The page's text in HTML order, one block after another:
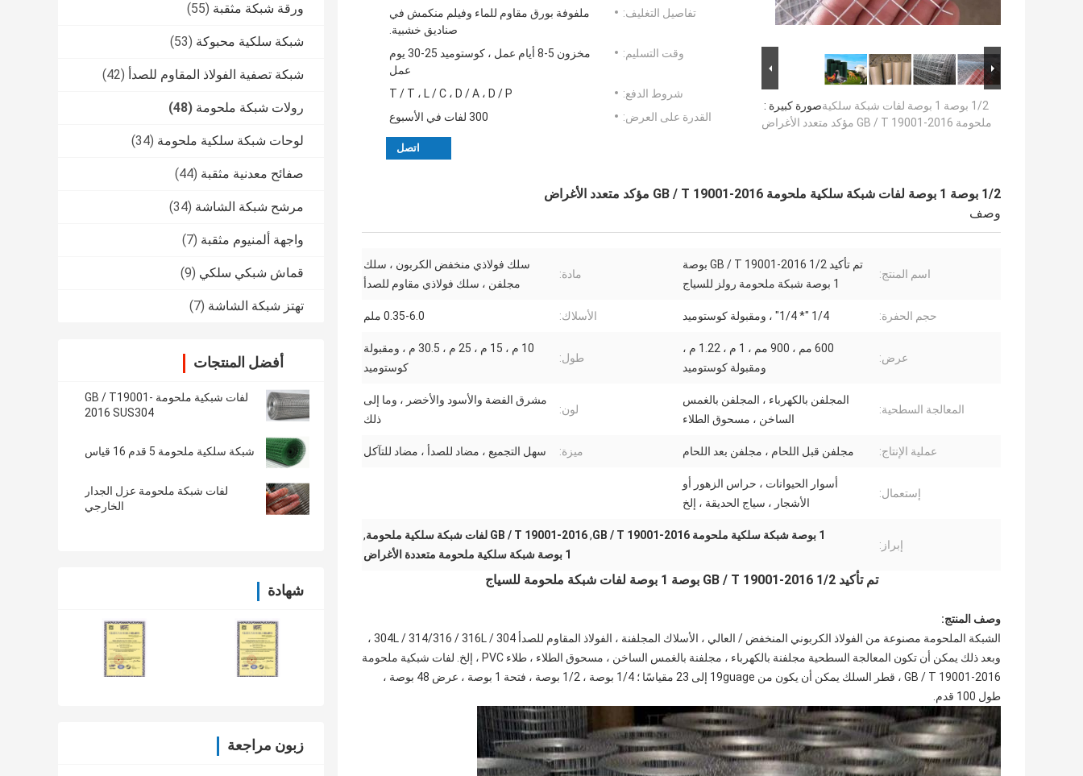
ورقة شبكة مثقبة (55)
شبكة سلكية محبوكة (53)
شبكة تصفية الفولاذ المقاوم للصدأ (42)
رولات شبكة ملحومة (48)
لوحات شبكة سلكية ملحومة (34)
صفائح معدنية مثقبة (44)
مرشح شبكة الشاشة (34)
واجهة ألمنيوم مثقبة (7)
قماش شبكي سلكي (9)
تهتز شبكة الشاشة (7)
أفضل المنتجات
لفات شبكية ملحومة GB / T19001-
2016 SUS304
شبكة سلكية ملحومة 5 قدم 16 قياس
لفات شبكة ملحومة عزل الجدار
الخارجي
شهادة
زبون مراجعة
صورة كبيرة :1/2 بوصة 1 بوصة لفات شبكة سلكية
ملحومة GB / T 19001-2016 مؤكد متعدد الأغراض
تفاصيل التغليف:
ملفوفة بورق مقاوم للماء وفيلم منكمش في
صناديق خشبية.
وقت التسليم:
مخزون 5-8 أيام عمل ، كوستوميد 25-30 يوم
عمل
شروط الدفع:
T / T ، L / C ، D / A ، D / P
القدرة على العرض:
300 لفات في الأسبوع
اتصل
1/2 بوصة 1 بوصة لفات شبكة سلكية ملحومة GB / T 19001-2016 مؤكد متعدد الأغراض
وصف
اسم المنتج:
تم تأكيد GB / T 19001-2016 1/2 بوصة
1 بوصة شبكة ملحومة رولز للسياج
مادة:
سلك فولاذي منخفض الكربون ، سلك
مجلفن ، سلك فولاذي مقاوم للصدأ
حجم الحفرة: 1/4 "* 1/4" ، ومقبولة كوستوميد الأسلاك: 0.35-6.0 ملم
عرض:
600 مم ، 900 مم ، 1 م ، 1.22 م ،
ومقبولة كوستوميد
طول:
10 م ، 15 م ، 25 م ، 30.5 م ، ومقبولة
كوستوميد
المعالجة السطحية:
المجلفن بالكهرباء ، المجلفن بالغمس
الساخن ، مسحوق الطلاء
لون:
مشرق الفضة والأسود والأخضر ، وما إلى
ذلك
عملية الإنتاج: مجلفن قبل اللحام ، مجلفن بعد اللحام ميزة: سهل التجميع ، مضاد للصدأ ، مضاد للتآكل
إستعمال:
أسوار الحيوانات ، حراس الزهور أو
الأشجار ، سياج الحديقة ، إلخ
إبراز:
1 بوصة شبكة سلكية ملحومة GB / T 19001-2016 ,GB / T 19001-2016 لفات شبكة سلكية ملحومة
,
1 بوصة شبكة سلكية ملحومة متعددة الأغراض
تم تأكيد GB / T 19001-2016 1/2 بوصة 1 بوصة لفات شبكة ملحومة للسياج
وصف المنتج:
الشبكة الملحومة مصنوعة من الفولاذ الكربوني المنخفض / العالي ، الأسلاك المجلفنة ، الفولاذ المقاوم للصدأ 304 / 304L / 314/316 / 316L ،
وبعد ذلك يمكن أن تكون المعالجة السطحية مجلفنة بالكهرباء ، مجلفنة بالغمس الساخن ، مسحوق الطلاء ، طلاء PVC ، إلخ. لفات شبكية ملحومة
GB / T 19001-2016 ، قطر السلك يمكن أن يكون من 19guage إلى 23 مقياسًا ؛ 1/4 بوصة ، 1/2 بوصة ، فتحة 1 بوصة ، عرض 48 بوصة ،
طول 100 قدم.